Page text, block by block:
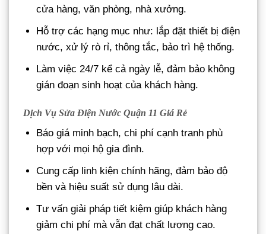
cửa hàng, văn phòng, nhà xưởng.
Hỗ trợ các hạng mục như: lắp đặt thiết bị điện
nước, xử lý rò rỉ, thông tắc, bảo trì hệ thống.
Làm việc 24/7 kể cả ngày lễ, đảm bảo không
gián đoạn sinh hoạt của khách hàng.
Dịch Vụ Sửa Điện Nước Quận 11 Giá Rẻ
Báo giá minh bạch, chi phí cạnh tranh phù
hợp với mọi hộ gia đình.
Cung cấp linh kiện chính hãng, đảm bảo độ
bền và hiệu suất sử dụng lâu dài.
Tư vấn giải pháp tiết kiệm giúp khách hàng
giảm chi phí mà vẫn đạt chất lượng cao.